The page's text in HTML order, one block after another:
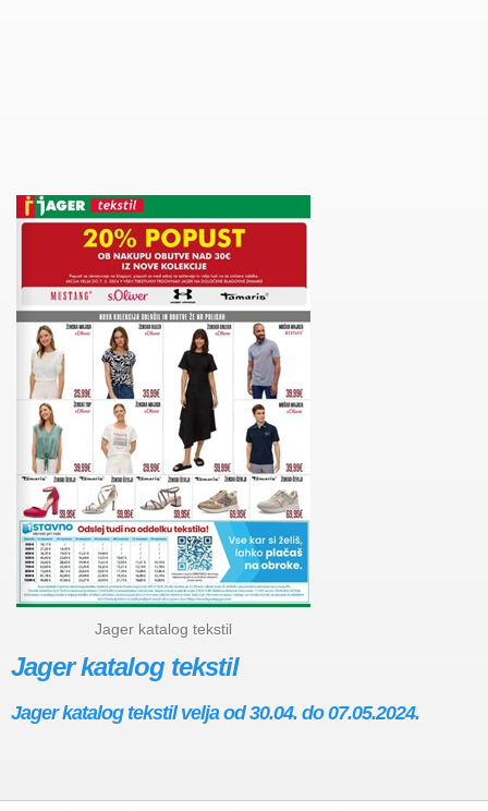
Jager katalog tekstil
Jager katalog tekstil
Jager katalog tekstil velja od 30.04. do 07.05.2024.